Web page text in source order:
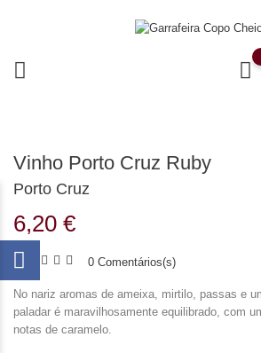
Vinho Porto Cruz Ruby
Porto Cruz
6,20 €
0 Comentários(s)
No nariz aromas de ameixa, mirtilo, passas e
paladar é maravilhosamente equilibrado, com
notas de caramelo.